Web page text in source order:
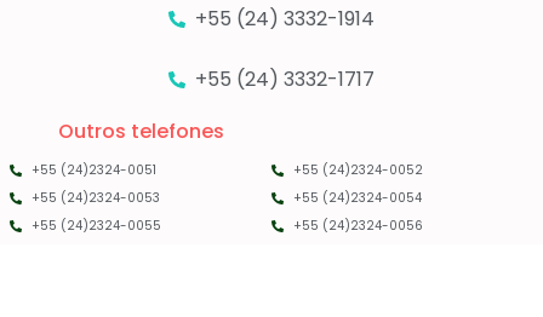
+55 (24) 3332-1914
+55 (24) 3332-1717
Outros telefones
+55 (24)2324-0051
+55 (24)2324-0052
+55 (24)2324-0053
+55 (24)2324-0054
+55 (24)2324-0055
+55 (24)2324-0056